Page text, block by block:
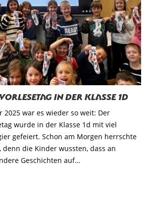
in der Klasse 1d
2025 war es wieder so weit: Der
wurde in der Klasse 1d mit viel
gefeiert. Schon am Morgen herrschte
denn die Kinder wussten, dass an
Geschichten auf…